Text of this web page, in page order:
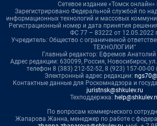
Сетевое издание «Томск онлайн»
Зарегистрировано Федеральной службой по
информационных технологий и массовых
Регистрационный номер и дата принятия
ФС 77 – 83222 от 12.05.2022
Учредитель: Общество с ограниченной
ТЕХНОЛОГИИ"
Главный редактор: Ефремов
Адрес редакции: 630099, Россия, Новосибирск,
телефон 8 (383) 212-52-52, 8 (923) 157-00-00
Электронный адрес редакции:
Контактные данные для Роскомнадзора и
juristnsk@shkulev.ru
Техподдержка:
По вопросам коммерческого
Жапарова Жанна, менеджер по работе с